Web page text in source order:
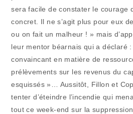
sera facile de constater le courage
concret. Il ne s’agit plus pour eux
ou on fait un malheur ! » mais
leur mentor béarnais qui a déclaré :
convaincant en matière de
prélèvements sur les revenus du
esquissés »… Aussitôt, Fillon et
tenter d’éteindre l’incendie qui
tout ce week-end sur la